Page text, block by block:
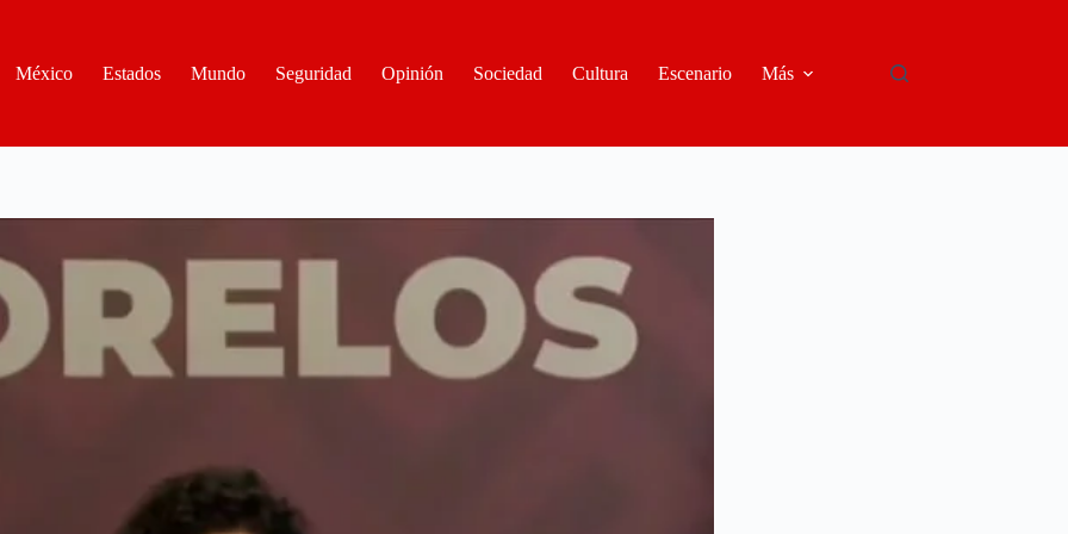
México
Estados Mundo Seguridad Opinión Sociedad Cultura Escenario Más